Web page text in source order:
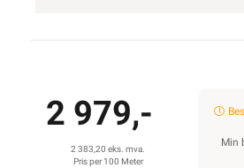
2 979,-
2 383,20 eks. mva.
Pris per 100 Meter
Min